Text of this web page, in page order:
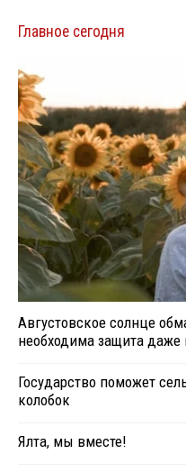
Главное сегодня
Августовское солнце
необходима защита даже
Государство поможет
колобок
Ялта, мы вместе!